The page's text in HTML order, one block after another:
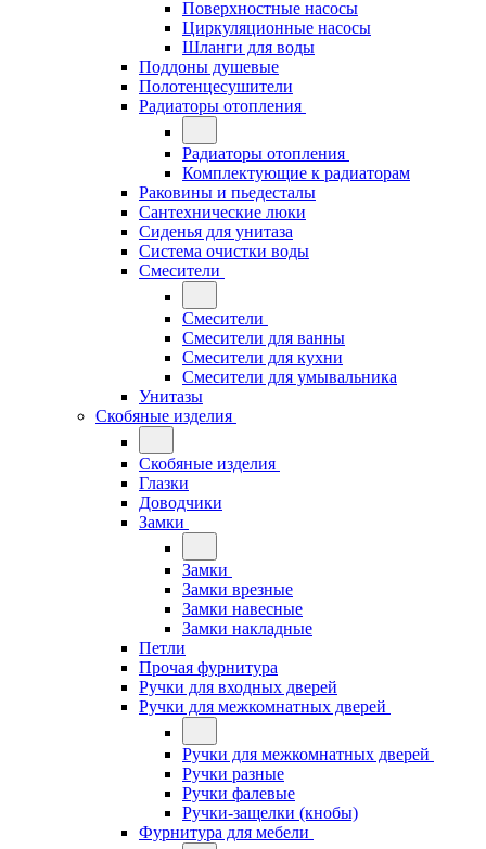
Поверхностные насосы
Циркуляционные насосы
Шланги для воды
Поддоны душевые
Полотенцесушители
Радиаторы отопления
Радиаторы отопления
Комплектующие к радиаторам
Раковины и пьедесталы
Сантехнические люки
Сиденья для унитаза
Система очистки воды
Смесители
Смесители
Смесители для ванны
Смесители для кухни
Смесители для умывальника
Унитазы
Скобяные изделия
Скобяные изделия
Глазки
Доводчики
Замки
Замки
Замки врезные
Замки навесные
Замки накладные
Петли
Прочая фурнитура
Ручки для входных дверей
Ручки для межкомнатных дверей
Ручки для межкомнатных дверей
Ручки разные
Ручки фалевые
Ручки-защелки (кнобы)
Фурнитура для мебели